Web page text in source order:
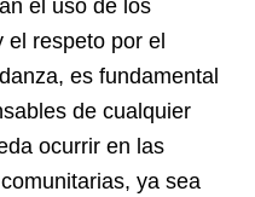
el uso de los
respeto por el
es fundamental
de cualquier
ocurrir en las
ya sea